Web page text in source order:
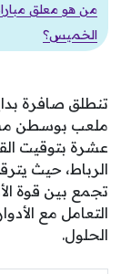
من هو معلق
الخميس؟
تنطلق صافرة
ملعب بوسطن
عشرة بتوقيت
الرباط، حيث
تجمع بين قوة
التعامل مع
الحلول.